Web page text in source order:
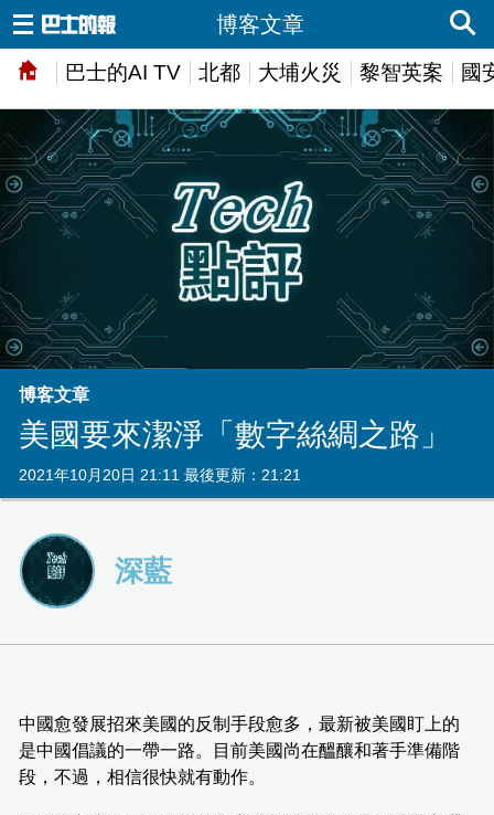
巴士的AI TV 北都 大埔火災 黎智英案 國
博客文章
博客文章
美國要來潔淨「數字絲綢之路」
2021年10月20日 21:11 最後更新：21:21
深藍
中國愈發展招來美國的反制手段愈多，最新被美國盯上的
是中國倡議的一帶一路。目前美國尚在醞釀和著手準備階
段，不過，相信很快就有動作。